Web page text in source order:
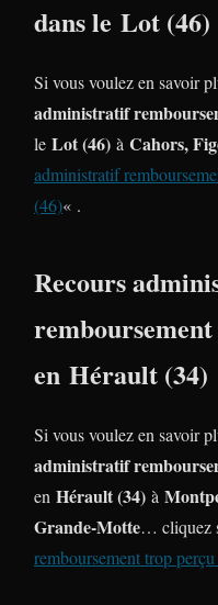
dans le Lot (46)
Si vous voulez en savoir
administratif
le Lot (46) à Cahors,
administratif
(46)« .
Recours
en Hérault (34)
Si vous voulez en savoir
administratif
en Hérault (34) à
Grande-Motte… cliquez
remboursement trop